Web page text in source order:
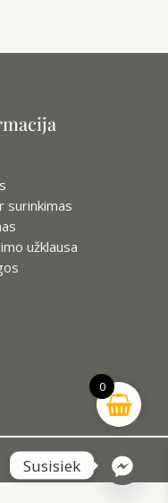
surinkimas
užklausa
0
Susisiek